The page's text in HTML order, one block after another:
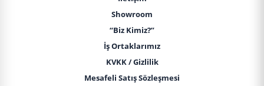
Showroom
“Biz Kimiz?”
İş Ortaklarımız
KVKK / Gizlilik
Mesafeli Satış Sözleşmesi